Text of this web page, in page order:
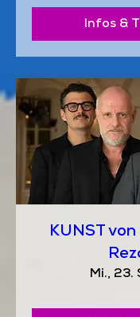
Infos &
KUNST
Mi., 23.